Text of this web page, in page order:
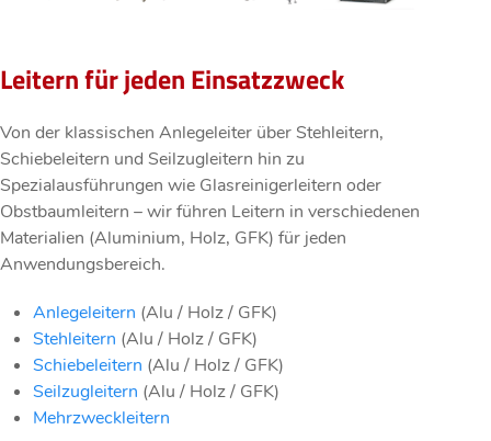
Leitern für jeden Einsatzzweck
Von der klassischen Anlegeleiter über Stehleitern,
Schiebeleitern und Seilzugleitern hin zu
Spezialausführungen wie Glasreinigerleitern oder
Obstbaumleitern – wir führen Leitern in verschiedenen
Materialien (Aluminium, Holz, GFK) für jeden
Anwendungsbereich.
Anlegeleitern (Alu / Holz / GFK)
Stehleitern (Alu / Holz / GFK)
Schiebeleitern (Alu / Holz / GFK)
Seilzugleitern (Alu / Holz / GFK)
Mehrzweckleitern